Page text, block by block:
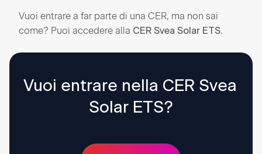
Vuoi entrare a far parte di una CER, ma non sai
come? Puoi accedere alla CER Svea Solar ETS.
Vuoi entrare nella CER Svea
Solar ETS?